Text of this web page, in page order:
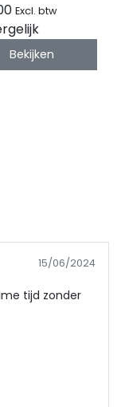
Excl. btw
Bekijken
15/06/2024
tijd zonder